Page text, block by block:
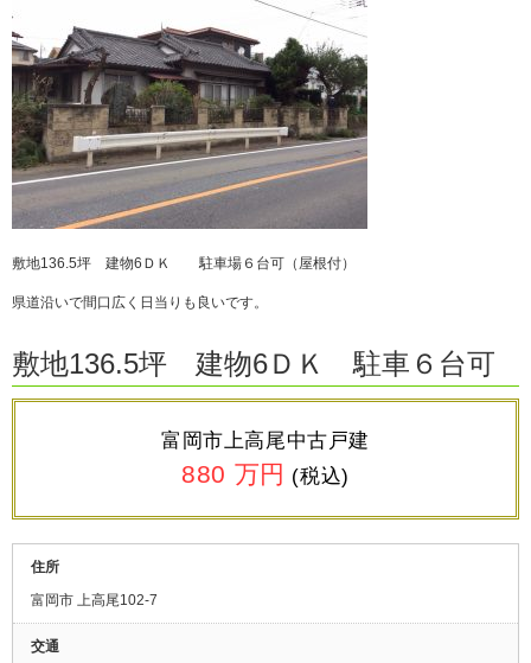
敷地136.5坪 建物6ＤＫ 駐車場６台可（屋根付）
県道沿いで間口広く日当りも良いです。
敷地136.5坪 建物6ＤＫ 駐車６台可
富岡市上高尾中古戸建
880 万円 (税込)
住所
富岡市 上高尾102-7
交通